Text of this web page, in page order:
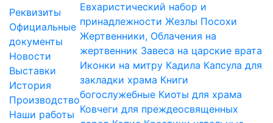
Реквизиты
Официальные
документы
Новости
Выставки
История
Производство
Наши работы
Евхаристический набор и
принадлежности Жезлы Посохи
Жертвенники, Облачения на
жертвенник Завеса на царские врата
Иконки на митру Кадила Капсула для
закладки храма Книги
богослужебные Киоты для храма
Ковчеги для преждеосвященных